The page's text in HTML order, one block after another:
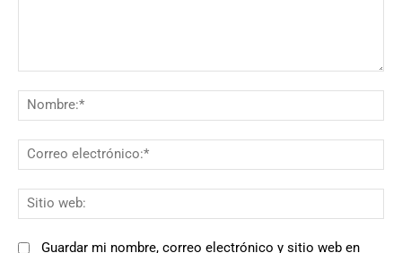
Guardar mi nombre, correo electrónico y sitio web en